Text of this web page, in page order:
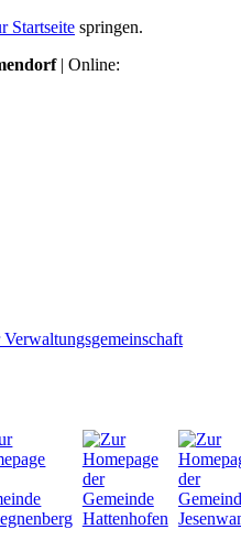
Startseite springen.
| Online: